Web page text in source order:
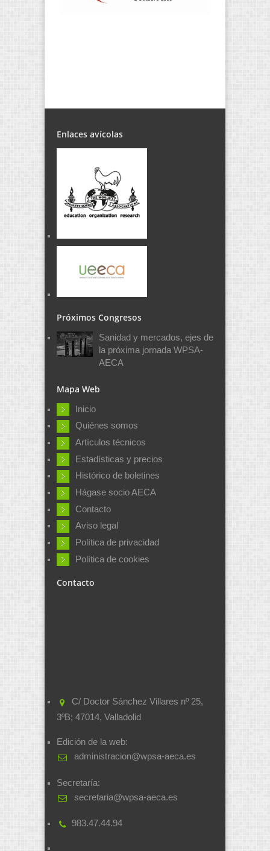
Enlaces avícolas
Próximos Congresos
Sanidad y mercados, ejes de
la próxima jornada WPSA-
AECA
Mapa Web
Inicio
Quiénes somos
Artículos técnicos
Estadísticas y precios
Histórico de boletines
Hágase socio AECA
Contacto
Aviso legal
Política de privacidad
Política de cookies
Contacto
C/ Doctor Sánchez Villares nº 25,
3ºB; 47014, Valladolid
Edición de la web:
administracion@wpsa-aeca.es
Secretaría:
secretaria@wpsa-aeca.es
983.47.44.94